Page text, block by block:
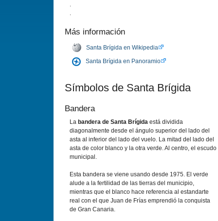
.
.
Más información
Santa Brí­gida en Wikipedia
Santa Brí­gida en Panoramio
Sí­mbolos de Santa Brí­gida
Bandera
La bandera de Santa Brí­gida está dividida
diagonalmente desde el ángulo superior del lado del
asta al inferior del lado del vuelo. La mitad del lado del
asta de color blanco y la otra verde. Al centro, el escudo
municipal.
Esta bandera se viene usando desde 1975. El verde
alude a la fertilidad de las tierras del municipio,
mientras que el blanco hace referencia al estandarte
real con el que Juan de Frías emprendió la conquista
de Gran Canaria.